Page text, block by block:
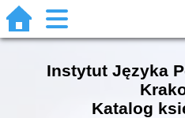
Instytut Języka
Katalog